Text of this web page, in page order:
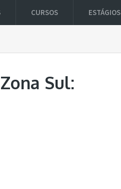
CURSOS ESTÁGIOS
Sul: